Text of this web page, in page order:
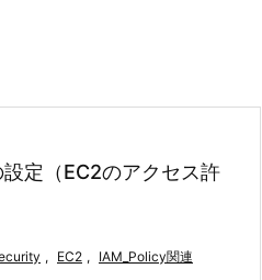
定（EC2のアクセス許
, EC2 , IAM_Policy関連